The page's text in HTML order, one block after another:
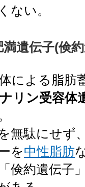
ない。
遺伝子(倹
による脂肪
リン受容体
無駄にせず
を中性脂肪
倹約遺伝子